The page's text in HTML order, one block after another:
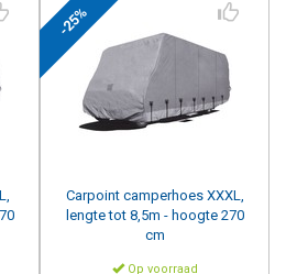
-25%
Carpoint camperhoes XXXL,
lengte tot 8,5m - hoogte 270
cm
Op voorraad